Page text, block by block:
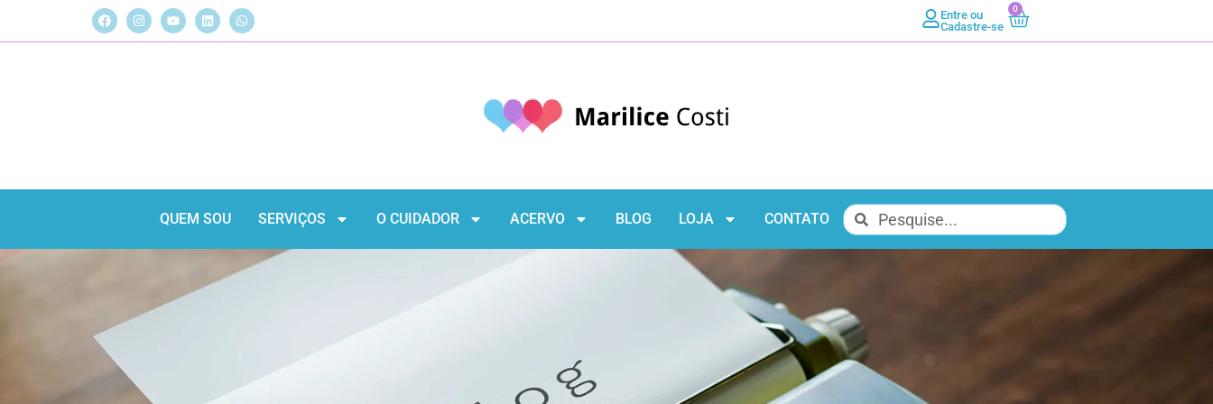
Entre ou
Cadastre-se
0
QUEM SOU SERVIÇOS O CUIDADOR ACERVO BLOG LOJA CONTATO